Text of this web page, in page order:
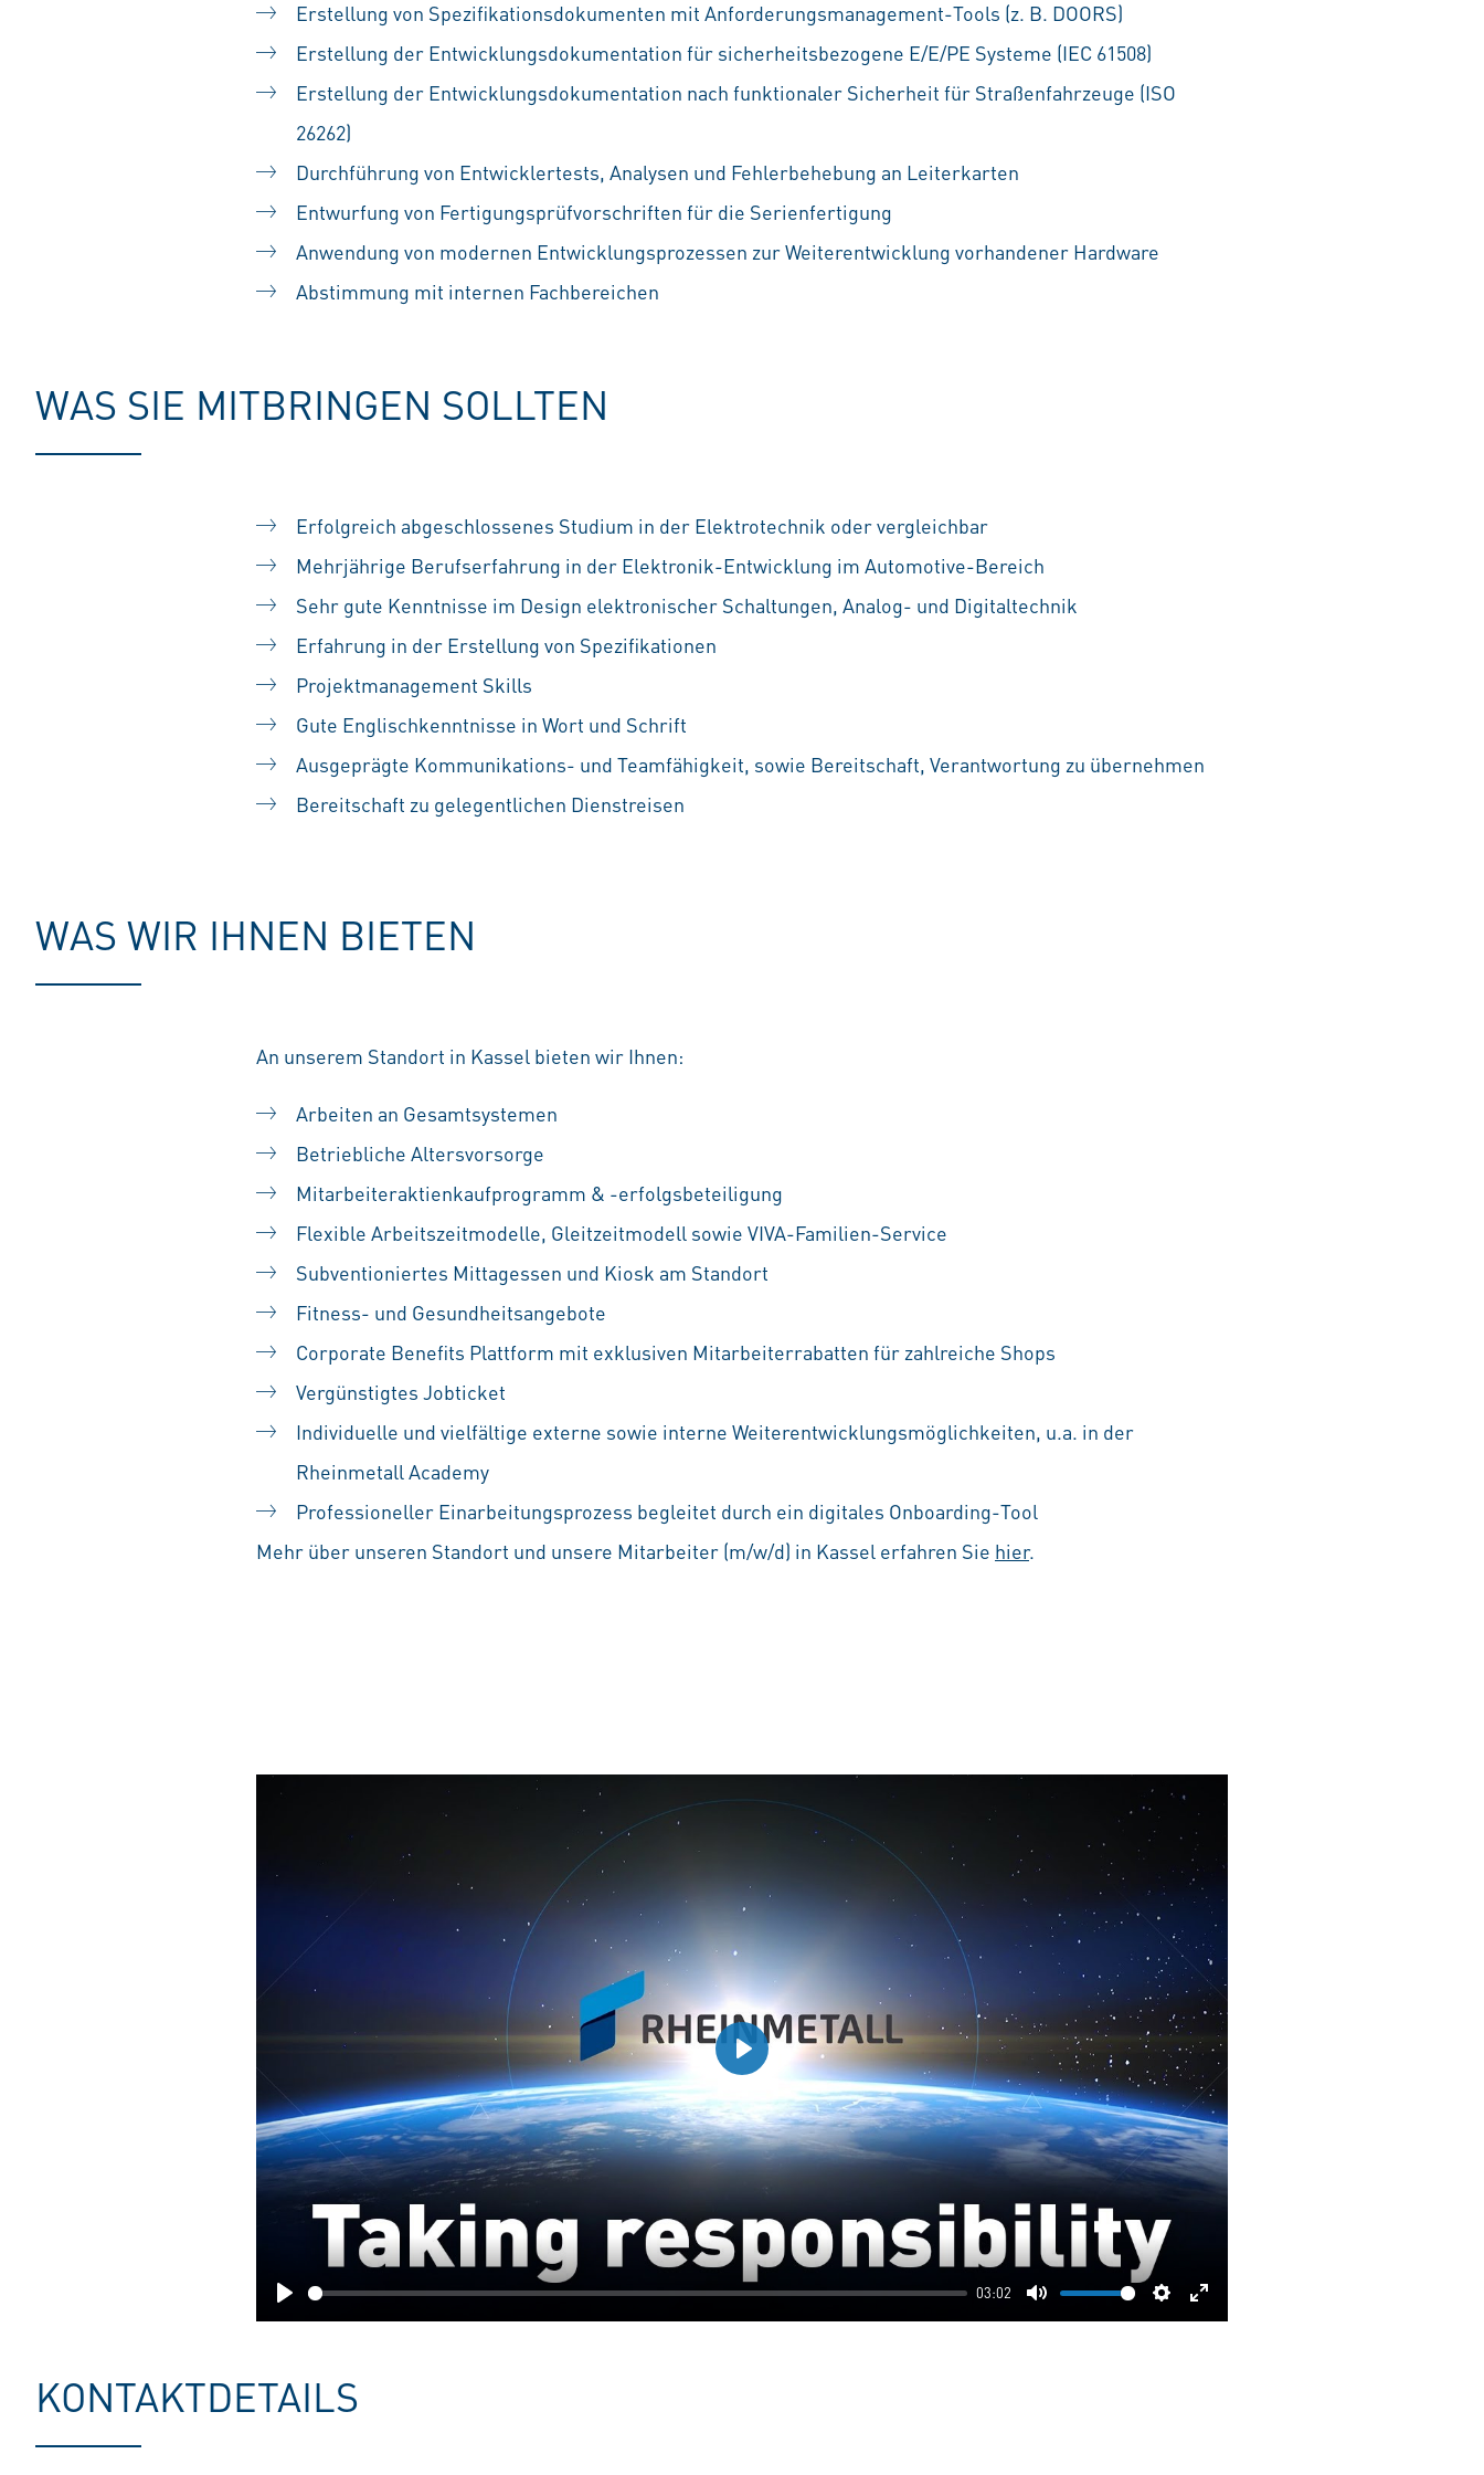
Erstellung von Spezifikationsdokumenten mit Anforderungsmanagement-Tools (z. B. DOORS)
Erstellung der Entwicklungsdokumentation für sicherheitsbezogene E/E/PE Systeme (IEC 61508)
Erstellung der Entwicklungsdokumentation nach funktionaler Sicherheit für Straßenfahrzeuge (ISO
26262)
Durchführung von Entwicklertests, Analysen und Fehlerbehebung an Leiterkarten
Entwurfung von Fertigungsprüfvorschriften für die Serienfertigung
Anwendung von modernen Entwicklungsprozessen zur Weiterentwicklung vorhandener Hardware
Abstimmung mit internen Fachbereichen
WAS SIE MITBRINGEN SOLLTEN
Erfolgreich abgeschlossenes Studium in der Elektrotechnik oder vergleichbar
Mehrjährige Berufserfahrung in der Elektronik-Entwicklung im Automotive-Bereich
Sehr gute Kenntnisse im Design elektronischer Schaltungen, Analog- und Digitaltechnik
Erfahrung in der Erstellung von Spezifikationen
Projektmanagement Skills
Gute Englischkenntnisse in Wort und Schrift
Ausgeprägte Kommunikations- und Teamfähigkeit, sowie Bereitschaft, Verantwortung zu übernehmen
Bereitschaft zu gelegentlichen Dienstreisen
WAS WIR IHNEN BIETEN
An unserem Standort in Kassel bieten wir Ihnen:
Arbeiten an Gesamtsystemen
Betriebliche Altersvorsorge
Mitarbeiteraktienkaufprogramm & -erfolgsbeteiligung
Flexible Arbeitszeitmodelle, Gleitzeitmodell sowie VIVA-Familien-Service
Subventioniertes Mittagessen und Kiosk am Standort
Fitness- und Gesundheitsangebote
Corporate Benefits Plattform mit exklusiven Mitarbeiterrabatten für zahlreiche Shops
Vergünstigtes Jobticket
Individuelle und vielfältige externe sowie interne Weiterentwicklungsmöglichkeiten, u.a. in der
Rheinmetall Academy
Professioneller Einarbeitungsprozess begleitet durch ein digitales Onboarding-Tool
Mehr über unseren Standort und unsere Mitarbeiter (m/w/d) in Kassel erfahren Sie hier.
Play
03:02
Mute Settings
Enter
Play
KONTAKTDETAILS